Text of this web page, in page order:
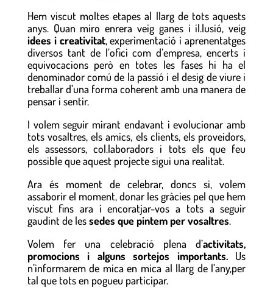
Hem viscut moltes etapes al llarg de tots aquests
anys. Quan miro enrera veig ganes i il.lusió, veig
idees i creativitat, experimentació i aprenentatges
diversos tant de l’ofici com d’empresa, encerts i
equivocacions però en totes les fases hi ha el
denominador comú de la passió i el desig de viure i
treballar d’una forma coherent amb una manera de
pensar i sentir.
I volem seguir mirant endavant i evolucionar amb
tots vosaltres, els amics, els clients, els proveidors,
els assessors, col.laboradors i tots els que feu
possible que aquest projecte sigui una realitat.
Ara és moment de celebrar, doncs si, volem
assaborir el moment, donar les gràcies pel que hem
viscut fins ara i encoratjar-vos a tots a seguir
gaudint de lessedes que pintem per vosaltres.
Volem fer una celebració plena d’activitats,
promocions i alguns sortejos importants.Us
n’informarem de mica en mica al llarg de l’any,per
tal que tots en pogueu participar.